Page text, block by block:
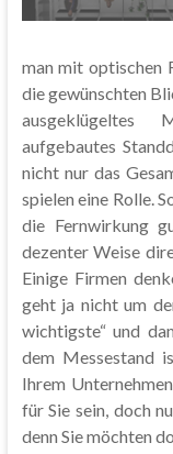
man mit optischen
die gewünschten
ausgeklügeltes
aufgebautes
nicht nur das
spielen eine Rolle.
die Fernwirkung
dezenter Weise
Einige Firmen
geht ja nicht um
wichtigste“ und
dem Messestand
Ihrem
für Sie sein, doch
denn Sie möchten